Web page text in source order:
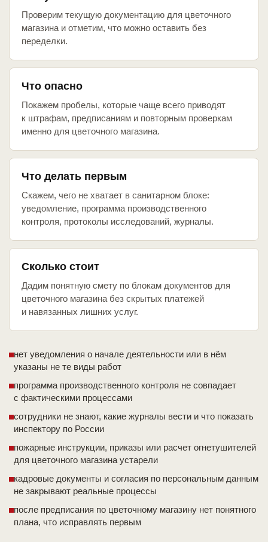
Проверим текущую документацию для цветочного
магазина и отметим, что можно оставить без
переделки.
Что опасно
Покажем пробелы, которые чаще всего приводят
к штрафам, предписаниям и повторным проверкам
именно для цветочного магазина.
Что делать первым
Скажем, чего не хватает в санитарном блоке:
уведомление, программа производственного
контроля, протоколы исследований, журналы.
Сколько стоит
Дадим понятную смету по блокам документов для
цветочного магазина без скрытых платежей
и навязанных лишних услуг.
нет уведомления о начале деятельности или в нём
указаны не те виды работ
программа производственного контроля не совпадает
с фактическими процессами
сотрудники не знают, какие журналы вести и что показать
инспектору по России
пожарные инструкции, приказы или расчет огнетушителей
для цветочного магазина устарели
кадровые документы и согласия по персональным данным
не закрывают реальные процессы
после предписания по цветочному магазину нет понятного
плана, что исправлять первым